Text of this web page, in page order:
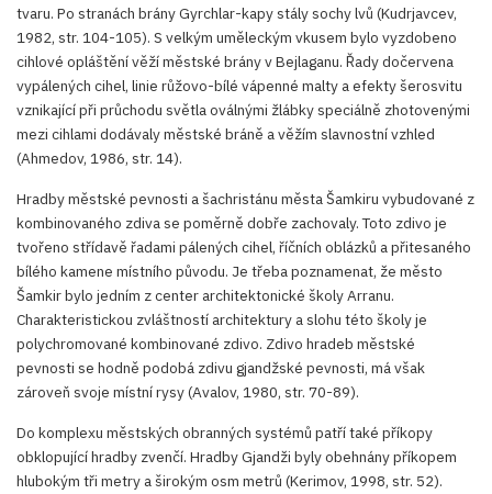
tvaru. Po stranách brány Gyrchlar-kapy stály sochy lvů (Kudrjavcev,
1982, str. 104-105). S velkým uměleckým vkusem bylo vyzdobeno
cihlové opláštění věží městské brány v Bejlaganu. Řady dočervena
vypálených cihel, linie růžovo-bílé vápenné malty a efekty šerosvitu
vznikající při průchodu světla oválnými žlábky speciálně zhotovenými
mezi cihlami dodávaly městské bráně a věžím slavnostní vzhled
(Ahmedov, 1986, str. 14).
Hradby městské pevnosti a šachristánu města Šamkiru vybudované z
kombinovaného zdiva se poměrně dobře zachovaly. Toto zdivo je
tvořeno střídavě řadami pálených cihel, říčních oblázků a přitesaného
bílého kamene místního původu. Je třeba poznamenat, že město
Šamkir bylo jedním z center architektonické školy Arranu.
Charakteristickou zvláštností architektury a slohu této školy je
polychromované kombinované zdivo. Zdivo hradeb městské
pevnosti se hodně podobá zdivu gjandžské pevnosti, má však
zároveň svoje místní rysy (Avalov, 1980, str. 70-89).
Do komplexu městských obranných systémů patří také příkopy
obklopující hradby zvenčí. Hradby Gjandži byly obehnány příkopem
hlubokým tři metry a širokým osm metrů (Kerimov, 1998, str. 52).